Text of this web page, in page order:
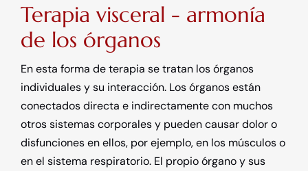
Terapia visceral - armonía
de los órganos
En esta forma de terapia se tratan los órganos
individuales y su interacción. Los órganos están
conectados directa e indirectamente con muchos
otros sistemas corporales y pueden causar dolor o
disfunciones en ellos, por ejemplo, en los músculos o
en el sistema respiratorio. El propio órgano y sus